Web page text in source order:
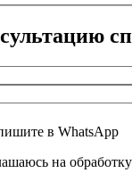
в WhatsApp
на